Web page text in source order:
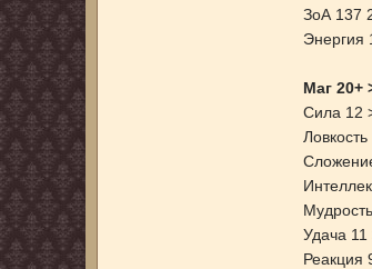
ЗоА 137
Энергия
Маг 20+
Сила 12
Удача
Реакция